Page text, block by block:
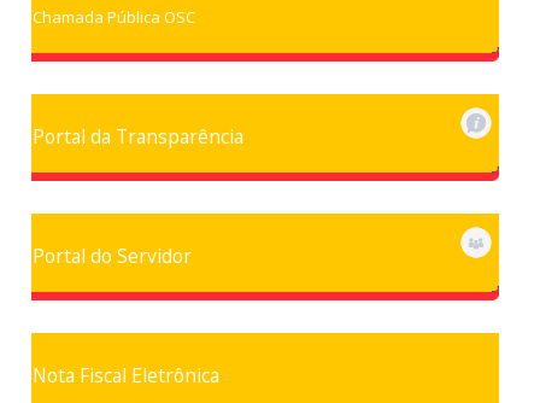
Chamada Pública OSC
Portal da Transparência
Portal do Servidor
Nota Fiscal Eletrônica